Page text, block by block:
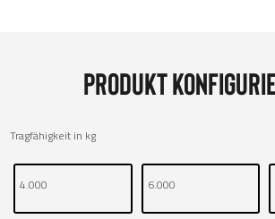
Produkt
Tragfähigkeit in kg
4.000 6.000